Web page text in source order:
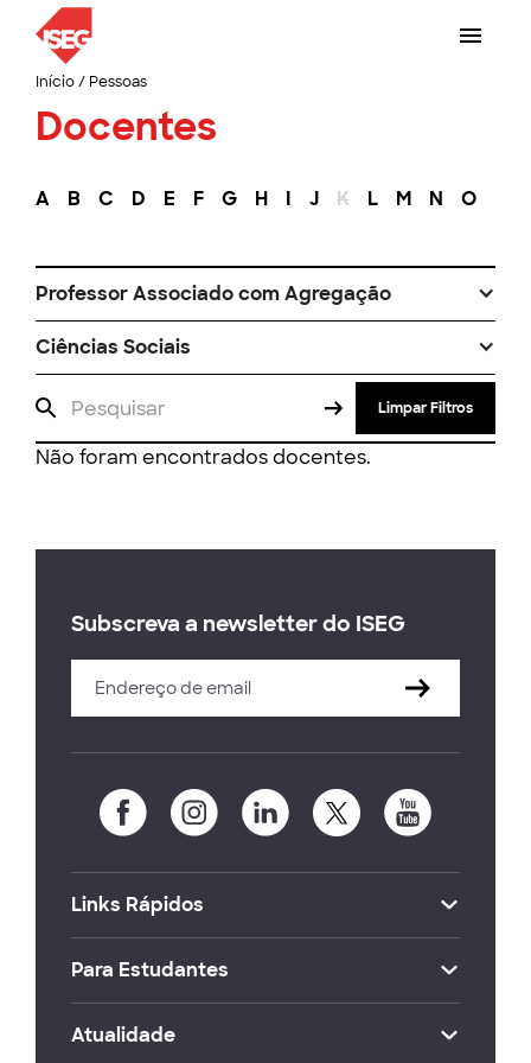
Início/ Pessoas
Docentes
A B C D E F G H I J K L M N O
Professor Associado com Agregação
Ciências Sociais
Limpar Filtros
Não foram encontrados docentes.
Subscreva a newsletter do ISEG
Links Rápidos
Para Estudantes
Atualidade